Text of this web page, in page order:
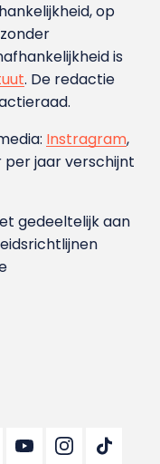
op
is
. De redactie
Instragram,
per jaar verschijnt
gedeeltelijk aan